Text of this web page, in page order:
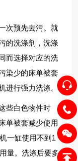
次预先去污。就
的洗涤剂，洗涤
而选择对应的洗
染少的床单被套
进行强力洗涤。
些白色物件时
单被套减少使用
一缸使用不到1
量。洗涤后要多